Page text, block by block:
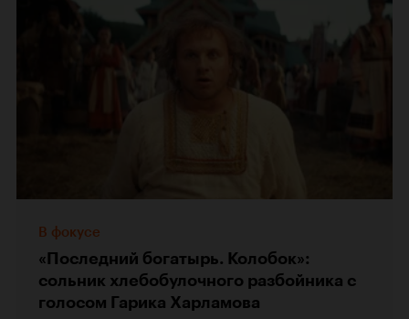
В фокусе
«Последний богатырь. Колобок»:
сольник хлебобулочного разбойника с
голосом Гарика Харламова